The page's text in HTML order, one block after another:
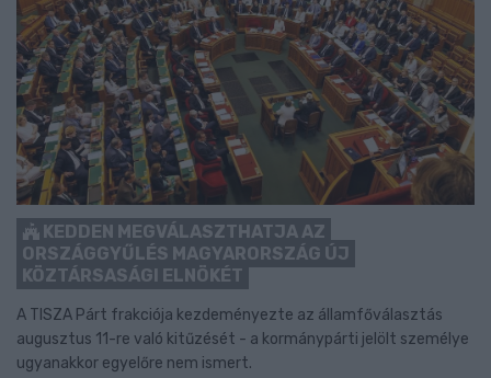
KEDDEN MEGVÁLASZTHATJA AZ
ORSZÁGGYŰLÉS MAGYARORSZÁG ÚJ
KÖZTÁRSASÁGI ELNÖKÉT
A TISZA Párt frakciója kezdeményezte az államfőválasztás
augusztus 11-re való kitűzését - a kormánypárti jelölt személye
ugyanakkor egyelőre nem ismert.